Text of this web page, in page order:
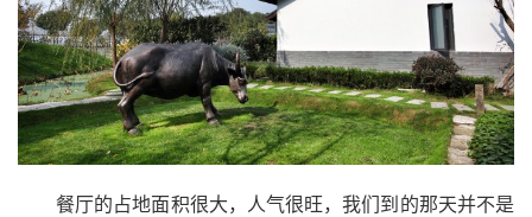
餐厅的占地面积很大，人气很旺，我们到的那天并不是